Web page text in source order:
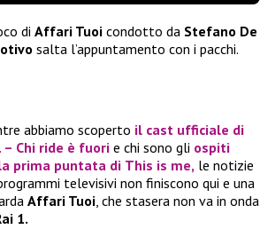
di Affari Tuoi condotto da Stefano De
salta l’appuntamento con i pacchi.
abbiamo scoperto il cast ufficiale di
– Chi ride è fuorie chi sono gli ospiti
prima puntata di This is me, le notizie
televisivi non finiscono qui e una
Affari Tuoi, che stasera non va in onda
1.